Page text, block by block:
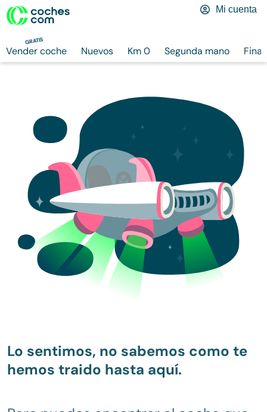
GRATIS
Vender coche Nuevos Km 0 Segunda mano
Mi cuenta
Lo sentimos, no sabemos como te
hemos traido hasta aquí.